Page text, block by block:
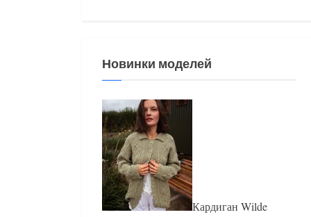
Новинки моделей
Кардиган Wilde